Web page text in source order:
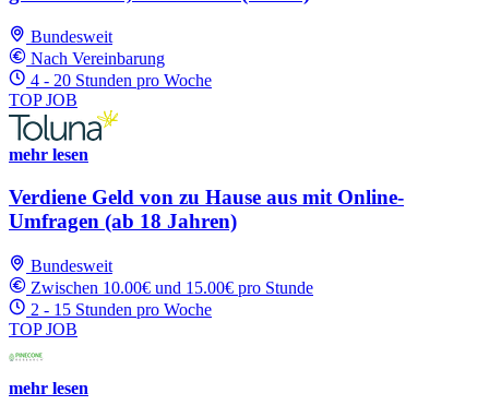
Bundesweit
Nach Vereinbarung
4 - 20 Stunden pro Woche
TOP JOB
mehr lesen
Verdiene Geld von zu Hause aus mit Online-
Umfragen (ab 18 Jahren)
Bundesweit
Zwischen 10.00€ und 15.00€ pro Stunde
2 - 15 Stunden pro Woche
TOP JOB
mehr lesen